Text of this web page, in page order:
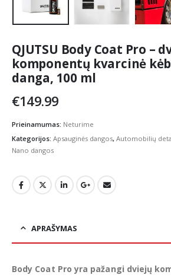
QJUTSU Body Coat Pro –
komponentų kvarcinė
danga, 100 ml
€149.99
Prieinamumas: Neturime
Kategorijos: Apsauginės dangos, Automobilių
Nano dangos
APRAŠYMAS
Body Coat Pro yra pažangi dviejų